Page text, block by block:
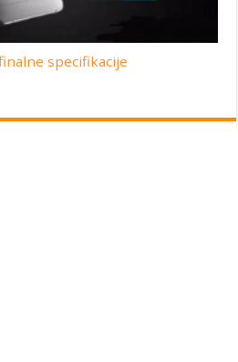
specifikacije